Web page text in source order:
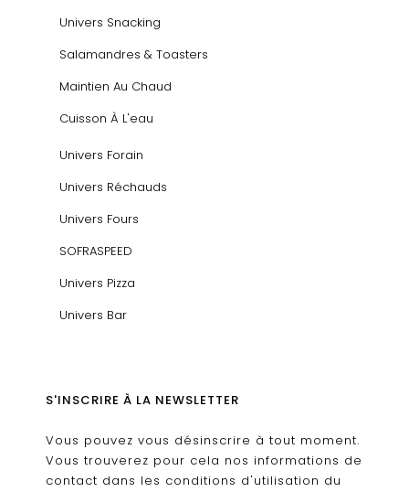
Univers Snacking
Salamandres & Toasters
Maintien Au Chaud
Cuisson À L'eau
Univers Forain
Univers Réchauds
Univers Fours
SOFRASPEED
Univers Pizza
Univers Bar
S'INSCRIRE À LA NEWSLETTER
Vous pouvez vous désinscrire à tout moment.
Vous trouverez pour cela nos informations de
contact dans les conditions d'utilisation du